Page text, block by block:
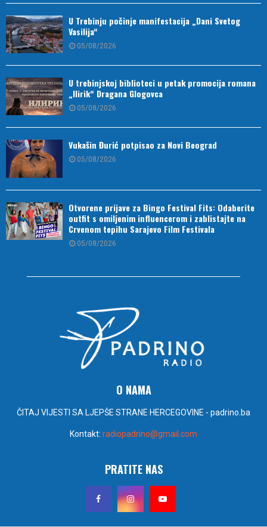
U Trebinju počinje manifestacija „Dani Svetog
Vasilija“
05/08/2026
U trebinjskoj biblioteci u petak promocija romana
„Ilirik“ Dragana Glogovca
05/08/2026
Vukašin Đurić potpisao za Novi Beograd
05/08/2026
Otvorene prijave za Bingo Festival Fits: Odaberite
outfit s omiljenim influencerom i zablistajte na
Crvenom tepihu Sarajevo Film Festivala
05/08/2026
O NAMA
ČITAJ VIJESTI SA LJEPŠE STRANE HERCEGOVINE - padrino.ba
Kontakt: radiopadrino@gmail.com
PRATITE NAS